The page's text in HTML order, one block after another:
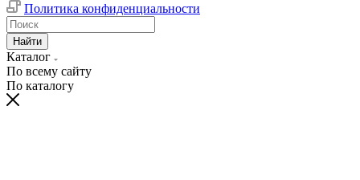
Политика конфиденциальности
Найти
Каталог
По всему сайту
По каталогу